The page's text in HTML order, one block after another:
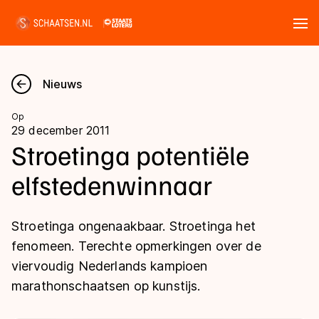
Nieuws
Kalender
Disciplines
Langebaan
Shorttrack
Inlineskaten
Uitslagen
Langebaan
Shorttrack
Tijden & historie
Nieuws
Op
29 december 2011
Stroetinga potentiële
elfstedenwinnaar
Stroetinga ongenaakbaar. Stroetinga het
fenomeen. Terechte opmerkingen over de
viervoudig Nederlands kampioen
marathonschaatsen op kunstijs.